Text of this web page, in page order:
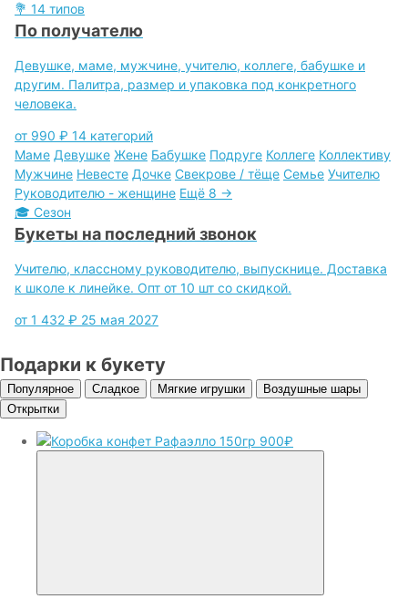
💐 14 типов
По получателю
Девушке, маме, мужчине, учителю, коллеге, бабушке и
другим. Палитра, размер и упаковка под конкретного
человека.
от 990 ₽ 14 категорий
Маме Девушке Жене Бабушке Подруге Коллеге Коллективу
Мужчине Невесте Дочке Свекрове / тёще Семье Учителю
Руководителю - женщине Ещё 8 →
🎓 Сезон
Букеты на последний звонок
Учителю, классному руководителю, выпускнице. Доставка
к школе к линейке. Опт от 10 шт со скидкой.
от 1 432 ₽ 25 мая 2027
Подарки к букету
Популярное Сладкое Мягкие игрушки
Воздушные шары
Открытки
900₽